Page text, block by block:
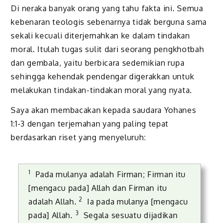
Di neraka banyak orang yang tahu fakta ini. Semua
kebenaran teologis sebenarnya tidak berguna sama
sekali kecuali diterjemahkan ke dalam tindakan
moral. Itulah tugas sulit dari seorang pengkhotbah
dan gembala, yaitu berbicara sedemikian rupa
sehingga kehendak pendengar digerakkan untuk
melakukan tindakan-tindakan moral yang nyata.
Saya akan membacakan kepada saudara Yohanes
1:1-3 dengan terjemahan yang paling tepat
berdasarkan riset yang menyeluruh:
1
Pada mulanya adalah Firman; Firman itu
[mengacu pada] Allah dan Firman itu
adalah Allah.2
Ia pada mulanya [mengacu
pada] Allah. 3
Segala sesuatu dijadikan